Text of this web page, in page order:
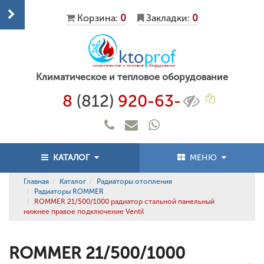
Корзина: 0 Закладки: 0
Климатическое и тепловое оборудование
8 (812) 920-63-
КАТАЛОГ МЕНЮ
Главная Каталог
Радиаторы отопления
Радиаторы ROMMER
ROMMER 21/500/1000 радиатор стальной панельный
нижнее правое подключение Ventil
ROMMER 21/500/1000